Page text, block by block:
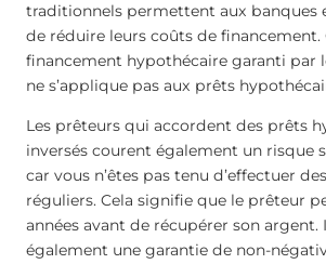
traditionnels permettent aux banques
de réduire leurs coûts de financement.
financement hypothécaire garanti par
ne s’applique pas aux prêts
Les prêteurs qui accordent des prêts
inversés courent également un risque
car vous n’êtes pas tenu d’effectuer
réguliers. Cela signifie que le prêteur
années avant de récupérer son argent.
également une garantie de non-